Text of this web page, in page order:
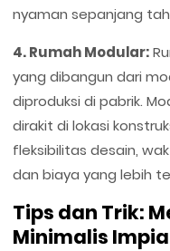
nyaman sepanjang
4. Rumah Modular:
yang dibangun dari
diproduksi di pabrik.
dirakit di lokasi
fleksibilitas desain,
dan biaya yang lebih
Tips dan Trik:
Minimalis